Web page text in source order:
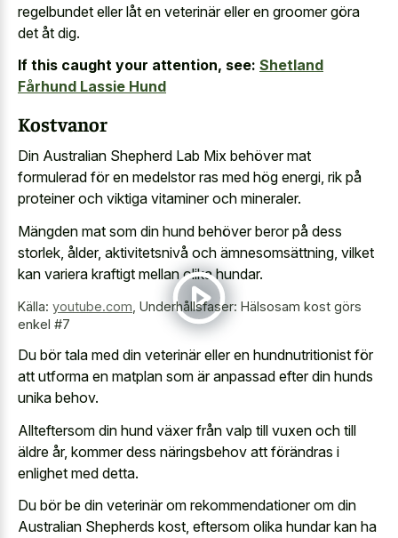
regelbundet eller låt en veterinär eller en groomer göra
det åt dig.
If this caught your attention, see: Shetland
Fårhund Lassie Hund
Kostvanor
Din Australian Shepherd Lab Mix behöver mat
formulerad för en medelstor ras med hög energi, rik på
proteiner och viktiga vitaminer och mineraler.
Mängden mat som din hund behöver beror på dess
storlek, ålder, aktivitetsnivå och ämnesomsättning, vilket
kan variera kraftigt mellan olika hundar.
Källa: youtube.com Underhållsfaser: Hälsosam kost görs
enkel #7
Du bör tala med din veterinär eller en hundnutritionist för
att utforma en matplan som är anpassad efter din hunds
unika behov.
Allteftersom din hund växer från valp till vuxen och till
äldre år, kommer dess näringsbehov att förändras i
enlighet med detta.
Du bör be din veterinär om rekommendationer om din
Australian Shepherds kost, eftersom olika hundar kan ha